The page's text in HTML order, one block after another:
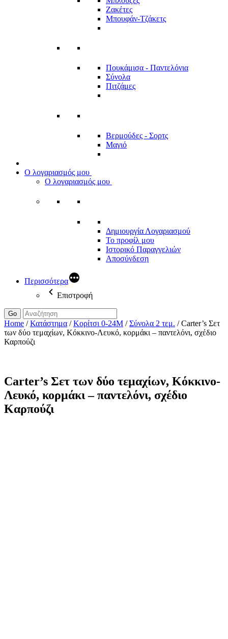
Ζακέτες
Μπουφάν-Τζάκετς
Πουκάμισα - Παντελόνια
Σύνολα
Πιτζάμες
Βερμούδες - Σορτς
Μαγιό
Ο λογαριασμός μου
Ο λογαριασμός μου
Δημιουργία Λογαριασμού
Το προφίλ μου
Ιστορικό Παραγγελιών
Αποσύνδεση
Περισσότερα
Επιστροφή
Go
Home /Κατάστημα /Κορίτσι 0-24Μ /Σύνολα 2 τεμ. /Carter’s Σετ
των δύο τεμαχίων, Κόκκινο-Λευκό, κορμάκι – παντελόνι, σχέδιο
Καρπούζι
Carter’s Σετ των δύο τεμαχίων, Κόκκινο-
Λευκό, κορμάκι – παντελόνι, σχέδιο
Καρπούζι